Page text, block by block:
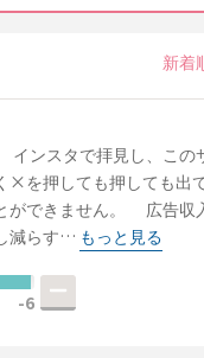
新着
ンスタで拝見し、この
×を押しても押しても出
ができません。 広告収
減らす… もっと見る
-6